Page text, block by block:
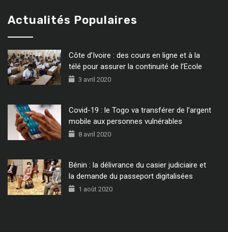
Actualités Populaires
Côte d’Ivoire : des cours en ligne et à la
télé pour assurer la continuité de l’Ecole
3 avril 2020
Covid-19 : le Togo va transférer de l’argent
mobile aux personnes vulnérables
8 avril 2020
Bénin : la délivrance du casier judiciaire et
la demande du passeport digitalisées
1 août 2020